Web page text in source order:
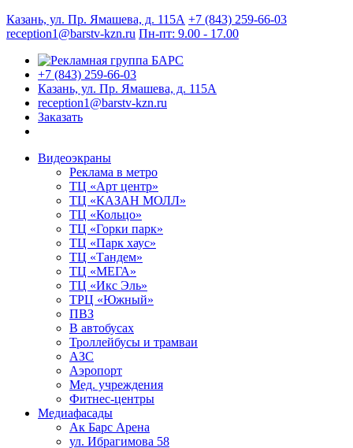
Казань, ул. Пр. Ямашева, д. 115А +7 (843) 259-66-03
reception1@barstv-kzn.ru Пн-пт: 9.00 - 17.00
+7 (843) 259-66-03
Казань, ул. Пр. Ямашева, д. 115А
reception1@barstv-kzn.ru
Заказать
Видеоэкраны
Реклама в метро
ТЦ «Арт центр»
ТЦ «КАЗАН МОЛЛ»
ТЦ «Кольцо»
ТЦ «Горки парк»
ТЦ «Парк хаус»
ТЦ «Тандем»
ТЦ «МЕГА»
ТЦ «Икс Эль»
ТРЦ «Южный»
ПВЗ
В автобусах
Троллейбусы и трамваи
АЗС
Аэропорт
Мед. учреждения
Фитнес-центры
Медиафасады
Ак Барс Арена
ул. Ибрагимова 58